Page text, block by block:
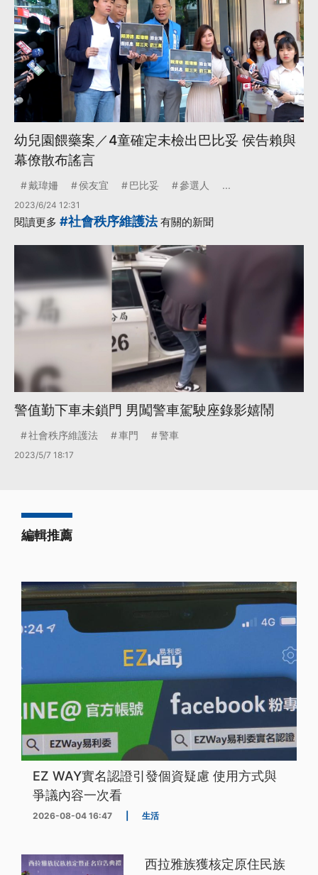
幼兒園餵藥案／4童確定未檢出巴比妥 侯告賴與
幕僚散布謠言
戴瑋姍 侯友宜 巴比妥 參選人 ...
2023/6/24 12:31
閱讀更多 #社會秩序維護法有關的新聞
警值勤下車未鎖門 男闖警車駕駛座錄影嬉鬧
社會秩序維護法 車門 警車
2023/5/7 18:17
編輯推薦
EZ WAY實名認證引發個資疑慮 使用方式與
爭議內容一次看
2026-08-04 16:47 生活
西拉雅族獲核定原住民族